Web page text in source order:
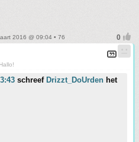
2016 @ 09:04 • 76
Hallo!
schreef Drizzt_DoUrden het